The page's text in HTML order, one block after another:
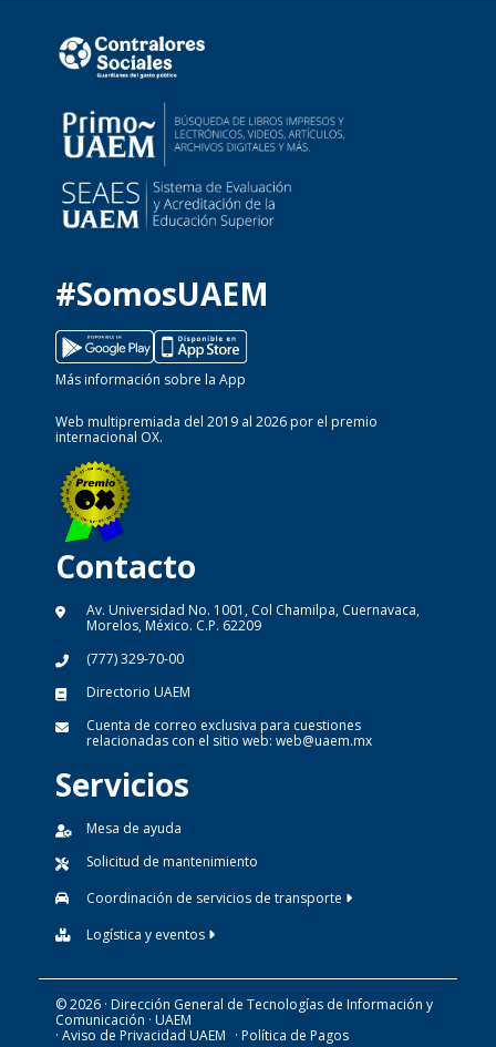
#SomosUAEM
Más información sobre la App
Web multipremiada del 2019 al 2026 por el premio
internacional OX.
Contacto
Av. Universidad No. 1001, Col Chamilpa, Cuernavaca,
Morelos, México. C.P. 62209
(777) 329-70-00
Directorio UAEM
Cuenta de correo exclusiva para cuestiones
relacionadas con el sitio web: web@uaem.mx
Servicios
Mesa de ayuda
Solicitud de mantenimiento
Coordinación de servicios de transporte
Logística y eventos
© 2026 · Dirección General de Tecnologías de Información y
Comunicación · UAEM
· Aviso de Privacidad UAEM · Política de Pagos